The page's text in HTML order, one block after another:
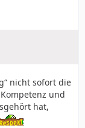
nicht sofort die
und
hat,